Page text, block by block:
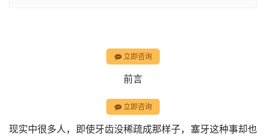
立即咨询
前言
立即咨询
现实中很多人，即使牙齿没稀疏成那样子，塞牙这种事却也